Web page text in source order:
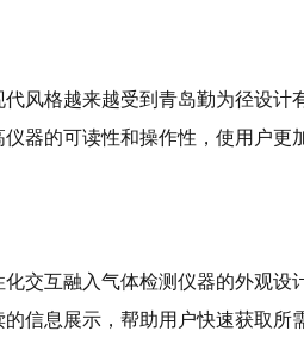
风格越来越受到青岛勤为径设
器的可读性和操作性，使用户更
交互融入气体检测仪器的外观
信息展示，帮助用户快速获取所